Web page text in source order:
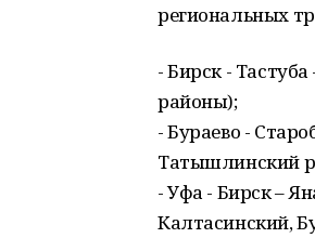
региональных
- Бирск -
районы);
- Бураево -
Татышлинский
- Уфа - Бирск –
Калтасинский,